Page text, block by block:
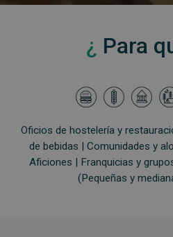
¿ Para
Oficios de hostelería y
de bebidas | Comunidades y
Aficiones |
Franquicias y
(Pequeñas y